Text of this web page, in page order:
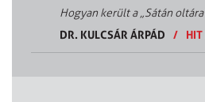
Hogyan került a „Sátán
DR. KULCSÁR ÁRPÁD
/ HIT